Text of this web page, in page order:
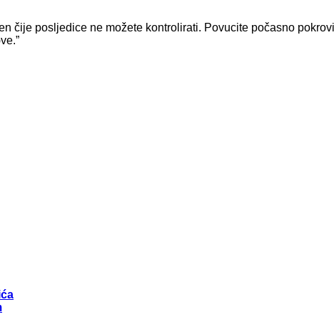
čije posljedice ne možete kontrolirati. Povucite počasno